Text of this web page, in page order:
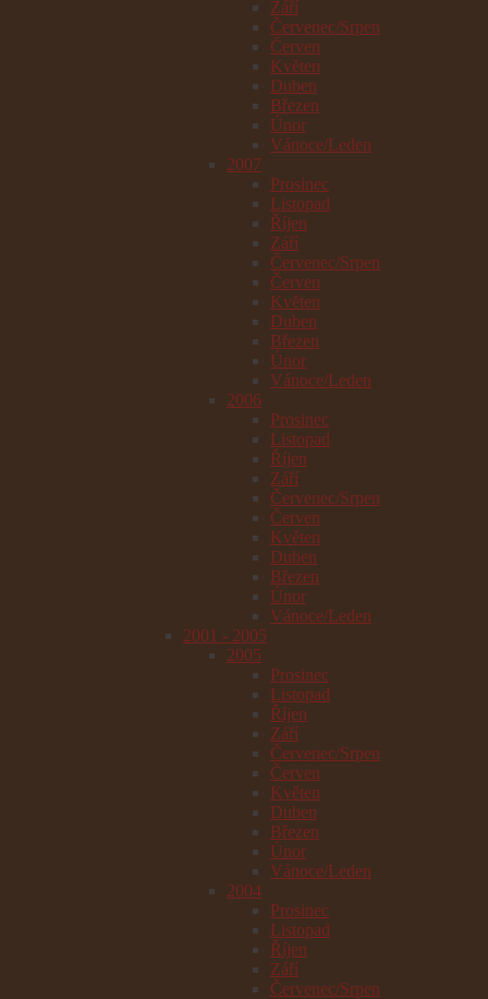
Září
Červenec/Srpen
Červen
Květen
Duben
Březen
Únor
Vánoce/Leden
2007
Prosinec
Listopad
Říjen
Září
Červenec/Srpen
Červen
Květen
Duben
Březen
Únor
Vánoce/Leden
2006
Prosinec
Listopad
Říjen
Září
Červenec/Srpen
Červen
Květen
Duben
Březen
Únor
Vánoce/Leden
2001 - 2005
2005
Prosinec
Listopad
Říjen
Září
Červenec/Srpen
Červen
Květen
Duben
Březen
Únor
Vánoce/Leden
2004
Prosinec
Listopad
Říjen
Září
Červenec/Srpen